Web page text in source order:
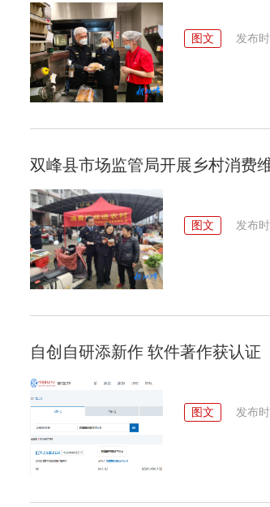
图文 发布
双峰县市场监管局开展乡村消费
图文 发布
自创自研添新作 软件著作获认证
图文 发布